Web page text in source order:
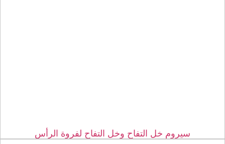
سيروم خل التفاح وخل التفاح لفروة الرأس